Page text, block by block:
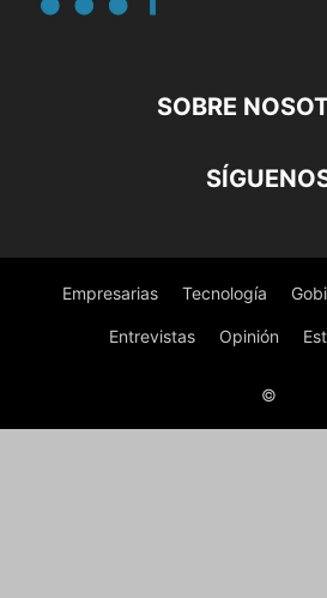
SOBRE
Empresarias Tecnología
Entrevistas Opinión
©